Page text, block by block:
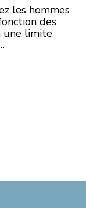
les hommes
des
une limite